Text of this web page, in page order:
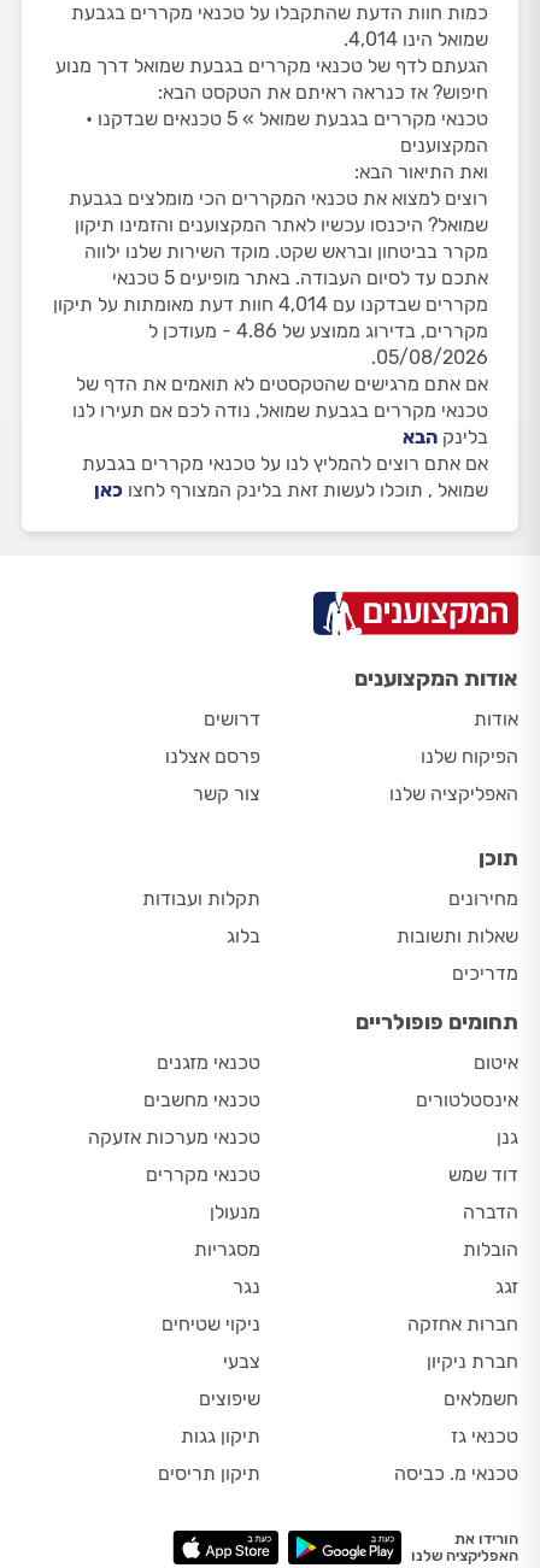
כמות חוות הדעת שהתקבלו על טכנאי מקררים בגבעת
שמואל הינו 4,014.
הגעתם לדף של טכנאי מקררים בגבעת שמואל דרך מנוע
חיפוש? אז כנראה ראיתם את הטקסט הבא:
טכנאי מקררים בגבעת שמואל » 5 טכנאים שבדקנו •
המקצוענים
ואת התיאור הבא:
רוצים למצוא את טכנאי המקררים הכי מומלצים בגבעת
שמואל? היכנסו עכשיו לאתר המקצוענים והזמינו תיקון
מקרר בביטחון ובראש שקט. מוקד השירות שלנו ילווה
אתכם עד לסיום העבודה. באתר מופיעים 5 טכנאי
מקררים שבדקנו עם 4,014 חוות דעת מאומתות על תיקון
מקררים, בדירוג ממוצע של 4.86 - מעודכן ל
05/08/2026.
אם אתם מרגישים שהטקסטים לא תואמים את הדף של
טכנאי מקררים בגבעת שמואל, נודה לכם אם תעירו לנו
בלינק הבא
אם אתם רוצים להמליץ לנו על טכנאי מקררים בגבעת
שמואל , תוכלו לעשות זאת בלינק המצורף לחצו כאן
אודות המקצוענים
אודות
הפיקוח שלנו
האפליקציה שלנו
דרושים
פרסם אצלנו
צור קשר
תוכן
מחירונים
שאלות ותשובות
מדריכים
תקלות ועבודות
בלוג
תחומים פופולריים
איטום
אינסטלטורים
גנן
דוד שמש
הדברה
הובלות
זגג
חברות אחזקה
חברת ניקיון
חשמלאים
טכנאי גז
טכנאי מ. כביסה
טכנאי מזגנים
טכנאי מחשבים
טכנאי מערכות אזעקה
טכנאי מקררים
מנעולן
מסגריות
נגר
ניקוי שטיחים
צבעי
שיפוצים
תיקון גגות
תיקון תריסים
הורידו את
האפליקציה שלנו